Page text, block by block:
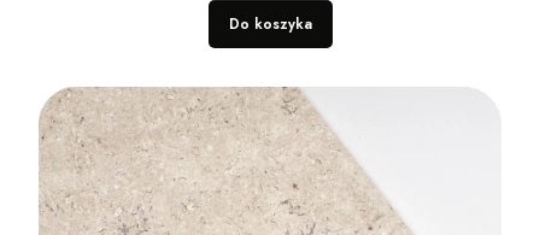
Do koszyka